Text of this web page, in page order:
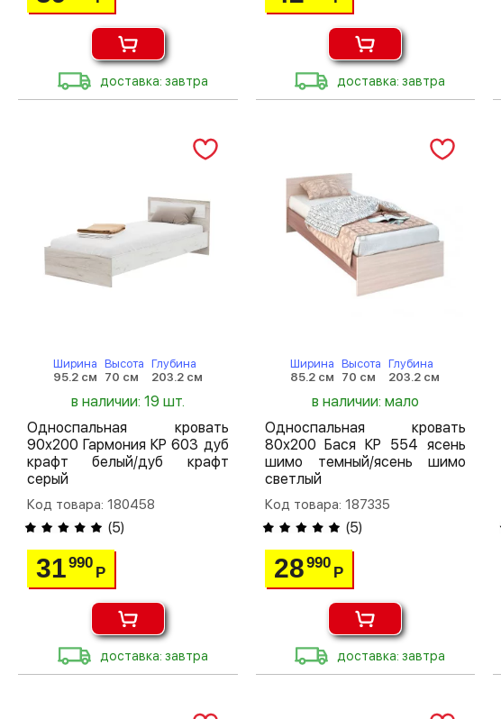
доставка: завтра доставка: завтра
Ширина
95.2 см
Высота
70 см
Глубина
203.2 см
в наличии: 19 шт.
Односпальная кровать
90х200 Гармония КР 603 дуб
крафт белый/дуб крафт
серый
Код товара: 180458
(5)
31990
Р
доставка: завтра
Ширина
85.2 см
Высота
70 см
Глубина
203.2 см
в наличии: мало
Односпальная кровать
80х200 Бася КР 554 ясень
шимо темный/ясень шимо
светлый
Код товара: 187335
(5)
28990
Р
доставка: завтра